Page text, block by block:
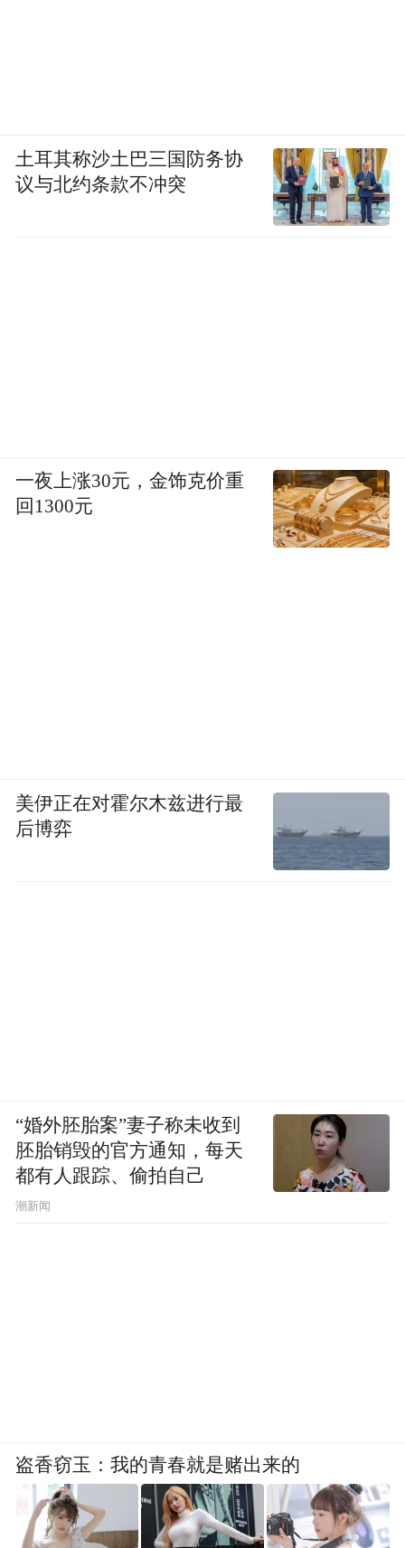
土耳其称沙土巴三国防务协
议与北约条款不冲突
一夜上涨30元，金饰克价重
回1300元
美伊正在对霍尔木兹进行最
后博弈
“婚外胚胎案”妻子称未收到
胚胎销毁的官方通知，每天
都有人跟踪、偷拍自己
潮新闻
盗香窃玉：我的青春就是赌出来的